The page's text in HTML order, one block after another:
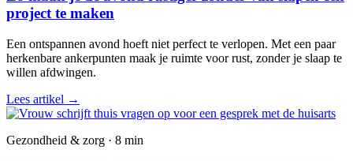
project te maken
Een ontspannen avond hoeft niet perfect te verlopen. Met een paar
herkenbare ankerpunten maak je ruimte voor rust, zonder je slaap te
willen afdwingen.
Lees artikel →
Gezondheid & zorg · 8 min